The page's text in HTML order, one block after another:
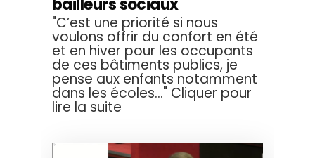
bailleurs sociaux
"C’est une priorité si nous
voulons offrir du confort en été
et en hiver pour les occupants
de ces bâtiments publics, je
pense aux enfants notamment
dans les écoles..." Cliquer pour
lire la suite